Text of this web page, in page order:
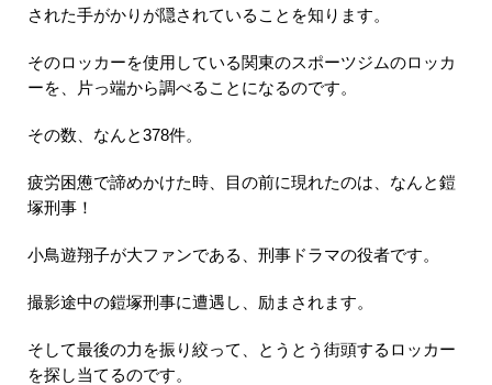
された手がかりが隠されていることを知ります。
そのロッカーを使用している関東のスポーツジムのロッカ
ーを、片っ端から調べることになるのです。
その数、なんと378件。
疲労困憊で諦めかけた時、目の前に現れたのは、なんと鎧
塚刑事！
小鳥遊翔子が大ファンである、刑事ドラマの役者です。
撮影途中の鎧塚刑事に遭遇し、励まされます。
そして最後の力を振り絞って、とうとう街頭するロッカー
を探し当てるのです。